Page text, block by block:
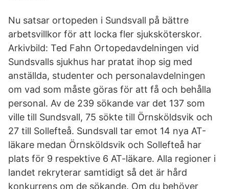
Nu satsar ortopeden i Sundsvall på bättre
arbetsvillkor för att locka fler sjuksköterskor.
Arkivbild: Ted Fahn Ortopedavdelningen vid
Sundsvalls sjukhus har pratat ihop sig med
anställda, studenter och personalavdelningen
om vad som måste göras för att få och behålla
personal. Av de 239 sökande var det 137 som
ville till Sundsvall, 75 sökte till Örnsköldsvik och
27 till Sollefteå. Sundsvall tar emot 14 nya AT-
läkare medan Örnsköldsvik och Sollefteå har
plats för 9 respektive 6 AT-läkare. Alla regioner i
landet rekryterar samtidigt så det är hård
konkurrens om de sökande. Om du behöver